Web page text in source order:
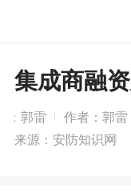
集成商融
：郭雷 作者：郭雷
来源：安防知识网